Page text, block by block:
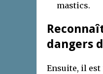
mastics.
dangers
Ensuite, il est